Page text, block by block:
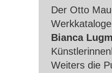
Der Otto
Bianca
Weiters die